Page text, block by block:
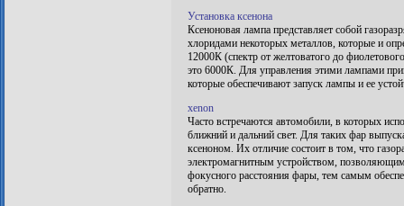
Установка ксенона
Ксеноновая лампа представляет собой
хлоридами некоторых металлов, которые и
12000К (спектр от желтоватого до
это 6000К. Для управления этими лампами
которые обеспечивают запуск лампы и ее
xenon
Часто встречаются автомобили, в которых
ближний и дальний свет. Для таких фар
ксеноном. Их отличие состоит в том, что
электромагнитным устройством,
фокусного расстояния фары, тем самым
обратно.